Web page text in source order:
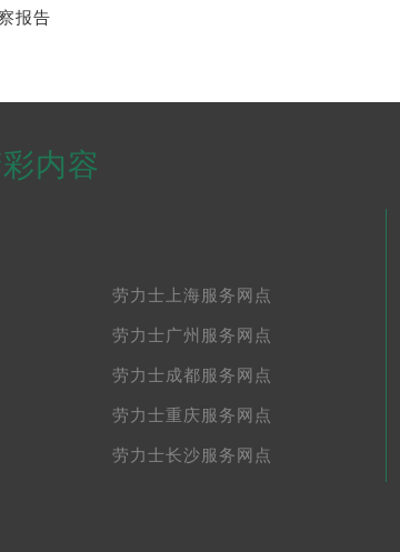
报告
内容
劳力士上海服务网点
劳力士广州服务网点
劳力士成都服务网点
劳力士重庆服务网点
劳力士长沙服务网点